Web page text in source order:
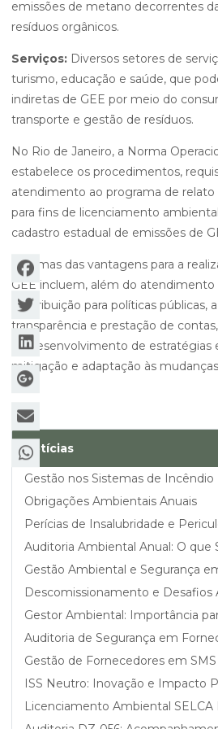
emissões de metano decorrentes
resíduos orgânicos.
Serviços: Diversos setores de
turismo, educação e saúde, que
indiretas de GEE por meio do
transporte e gestão de resíduos.
No Rio de Janeiro, a Norma
estabelece os procedimentos,
atendimento ao programa de relato
para fins de licenciamento
cadastro estadual de emissões de
Algumas das vantagens para a
GEE incluem, além do atendimento
contribuição para políticas públicas,
transparência e prestação de
do desenvolvimento de estratégias
mitigação e adaptação às
Notícias
Gestão nos Sistemas de Incêndio
Obrigações Ambientais Anuais
Perícias de Insalubridade e
Auditoria Ambiental Anual: O que
Gestão Ambiental e Segurança
Descomissionamento e Desafios
Gestor Ambiental: Importância
Auditoria de Segurança em
Gestão de Fornecedores em
ISS Neutro: Inovação e Impacto
Licenciamento Ambiental SELCA